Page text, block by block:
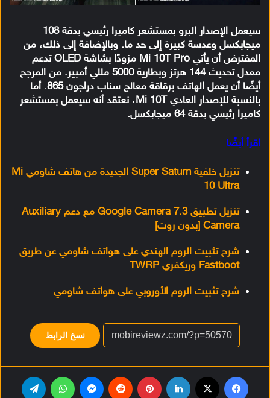
سيعمل الإصدار البرو بمستشعر كاميرا رئيسي بدقة 108
ميجابكسل وعدسة كبيرة إلى حد ما. وبالإضافة إلى ذلك، من
المفترض أن يأتي Mi 10T Pro مزودًا بشاشة OLED تدعم
معدل تحديث 144 هرتز وبطارية 5000 مللي أمبير. من المرجح
أيضًا أن يعمل الهاتف برقاقة معالج سناب دراجون 865. أما
بالنسبة للإصدار العادي Mi 10T، نعتقد أنه سيعمل بمستشعر
كاميرا رئيسي بدقة 64 ميجابكسل.
اقرأ أيضًا
تنزيل خلفية Super Saturn الجديدة من هاتف شاومي Mi
10 Ultra
تنزيل تطبيق Google Camera 7.3 مع دعم Auxiliary
Camera [بدون روت]
شرح تثبيت الروم الهندي على هواتف شاومي عن طريق
Fastboot وريكفري TWRP
شرح تثبيت الروم الأوروبي على هواتف شاومي
نسخ الرابط